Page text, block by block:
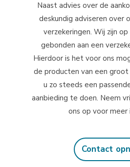
Naast advies over de
deskundig adviseren over
verzekeringen. Wij zijn
gebonden aan een
Hierdoor is het voor ons
de producten van een
u zo steeds een
aanbieding te doen. Neem
ons op voor meer
Contact